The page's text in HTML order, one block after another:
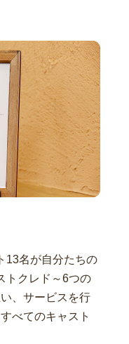
13名が自分たちの
トクレド～6つの
、サービスを行
べてのキャスト